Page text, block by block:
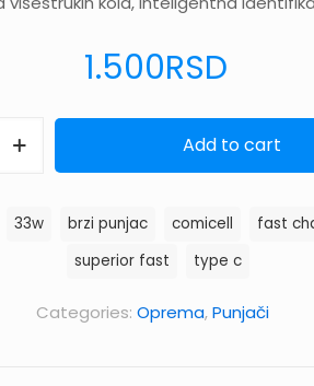
1.500RSD
Add to cart
Categories: Oprema,Punjači
33w brzi punjac comicell
fast
superior fast
type c